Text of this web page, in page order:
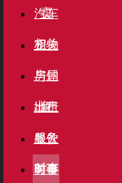
卖
汽车
相关
宠物
与钓
鱼
房屋
出租
地产
服务
餐饮
美食
时事